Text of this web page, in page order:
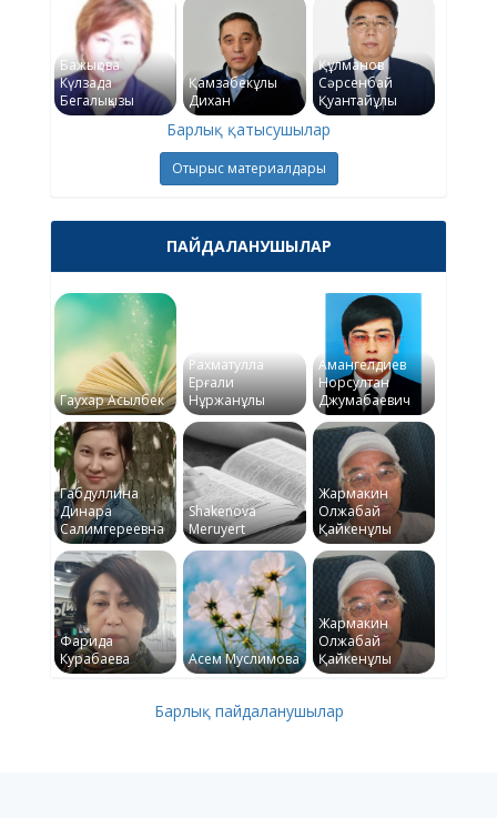
Бажықова
Күлзада
Бегалықызы
Қамзабекұлы
Дихан
Құлманов
Сәрсенбай
Қуантайұлы
Барлық қатысушылар
Отырыс материалдары
ПАЙДАЛАНУШЫЛАР
Гаухар Асылбек
Рахматулла
Ерғали
Нұржанұлы
Амангелдиев
Норсултан
Джумабаевич
Габдуллина
Динара
Салимгереевна
Shakenova
Meruyert
Жармакин
Олжабай
Қайкенұлы
Фарида
Курабаева
Асем Муслимова
Жармакин
Олжабай
Қайкенұлы
Барлық пайдаланушылар